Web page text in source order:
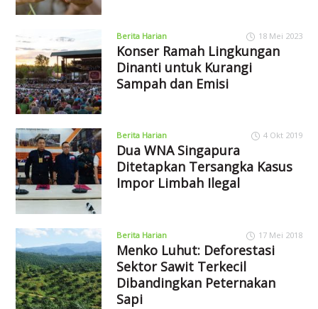
Berita Harian 18 Mei 2023
Konser Ramah Lingkungan
Dinanti untuk Kurangi
Sampah dan Emisi
Berita Harian 4 Okt 2019
Dua WNA Singapura
Ditetapkan Tersangka Kasus
Impor Limbah Ilegal
Berita Harian 17 Mei 2018
Menko Luhut: Deforestasi
Sektor Sawit Terkecil
Dibandingkan Peternakan
Sapi